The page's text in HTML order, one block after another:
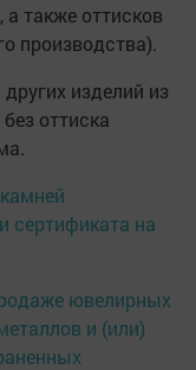
также оттисков
производства).
изделий из
оттиска
сертификата на
ювелирных
и (или)